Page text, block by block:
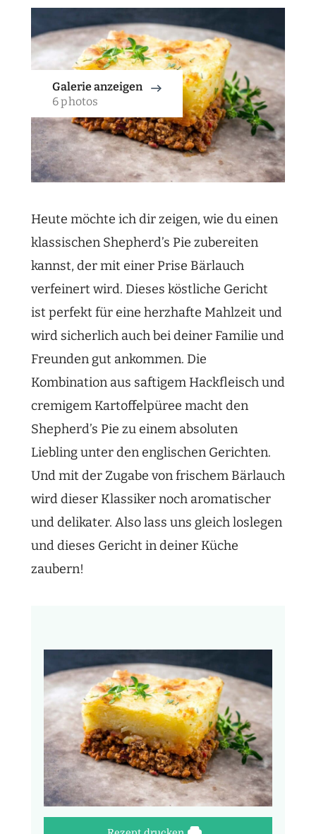
Galerie anzeigen
6 photos
Heute möchte ich dir zeigen, wie du einen
klassischen Shepherd’s Pie zubereiten
kannst, der mit einer Prise Bärlauch
verfeinert wird. Dieses köstliche Gericht
ist perfekt für eine herzhafte Mahlzeit und
wird sicherlich auch bei deiner Familie und
Freunden gut ankommen. Die
Kombination aus saftigem Hackfleisch und
cremigem Kartoffelpüree macht den
Shepherd’s Pie zu einem absoluten
Liebling unter den englischen Gerichten.
Und mit der Zugabe von frischem Bärlauch
wird dieser Klassiker noch aromatischer
und delikater. Also lass uns gleich loslegen
und dieses Gericht in deiner Küche
zaubern!